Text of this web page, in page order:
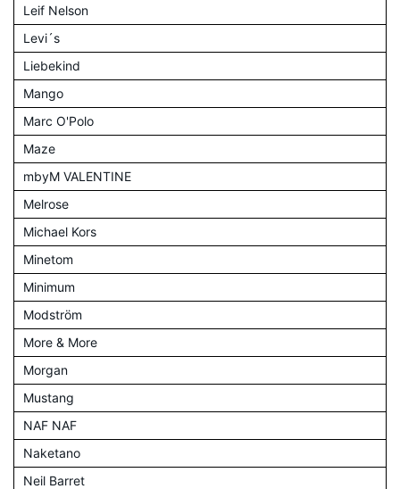
Leif Nelson
Levi´s
Liebekind
Mango
Marc O'Polo
Maze
mbyM VALENTINE
Melrose
Michael Kors
Minetom
Minimum
Modström
More & More
Morgan
Mustang
NAF NAF
Naketano
Neil Barret